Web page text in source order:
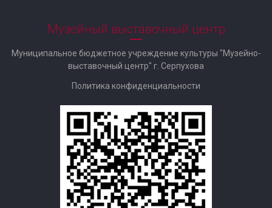
Музейный выставочный центр
Муниципальное бюджетное учреждение культуры "Музейно-
выставочный центр" г. Серпухова
Политика конфиденциальности